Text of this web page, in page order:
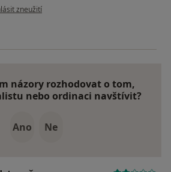
názoru uživatele Váš účet byl odstraněn
zneužití
názory rozhodovat o tom,
nebo ordinaci navštívit?
Ano Ne